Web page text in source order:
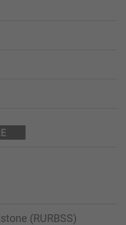
(RURBSS)